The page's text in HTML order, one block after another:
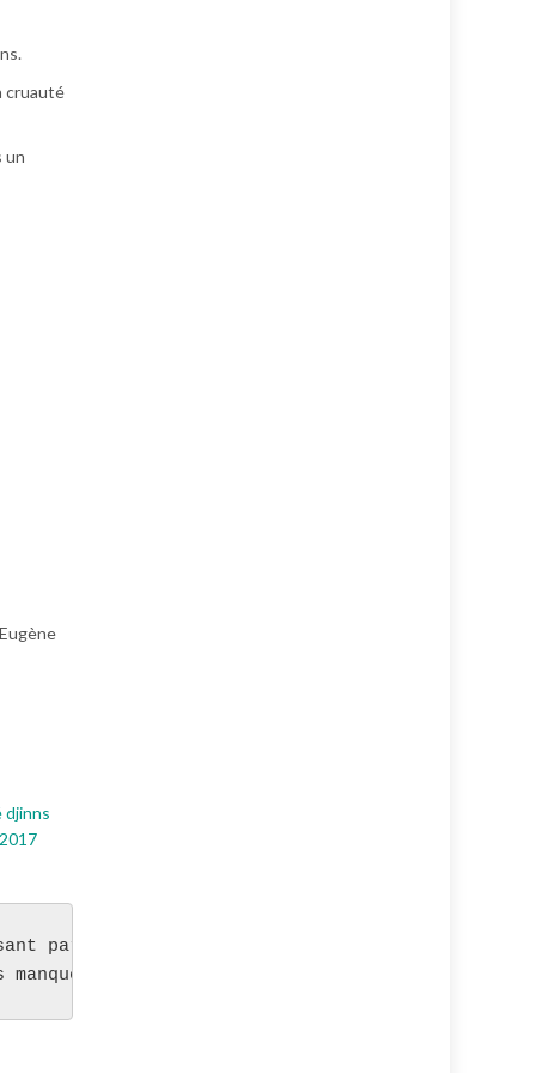
cruauté
un
djinns
par là , c'est la première fois que je
manque de recul et c'est certainement à